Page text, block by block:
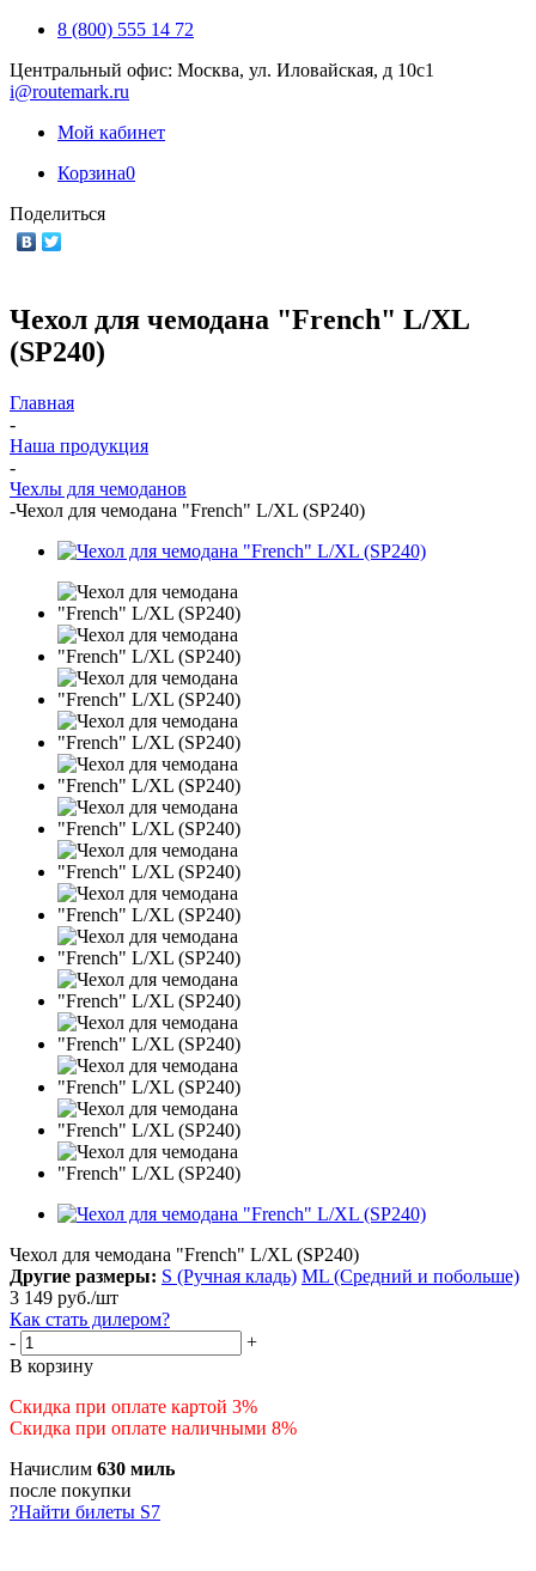
8 (800) 555 14 72
Центральный офис: Москва, ул. Иловайская, д 10с1
i@routemark.ru
Мой кабинет
Корзина0
Поделиться
Чехол для чемодана "French" L/XL
(SP240)
Главная
-
Наша продукция
-
Чехлы для чемоданов
-Чехол для чемодана "French" L/XL (SP240)
Чехол для чемодана "French" L/XL (SP240)
Другие размеры: S (Ручная кладь) ML (Средний и побольше)
3 149 руб./шт
Как стать дилером?
-
+
В корзину
Скидка при оплате картой 3%
Скидка при оплате наличными 8%
Начислим 630 миль
после покупки
?Найти билеты S7